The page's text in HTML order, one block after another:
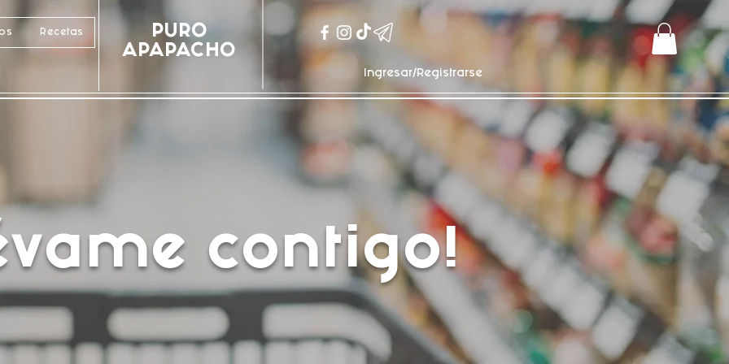
PURO
APAPACHO
Recetas
Ingresar/Registrarse
contigo!